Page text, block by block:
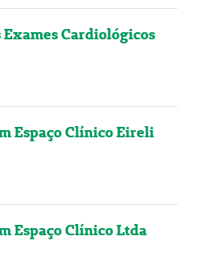
Cardiológicos
Espaço Clínico Eireli
Espaço Clínico Ltda